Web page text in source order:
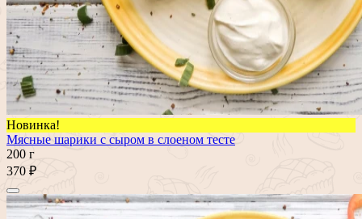
Новинка!
Мясные шарики с сыром в слоеном тесте
200 г
370 ₽